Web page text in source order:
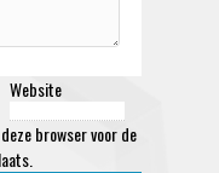
Website
browser voor de